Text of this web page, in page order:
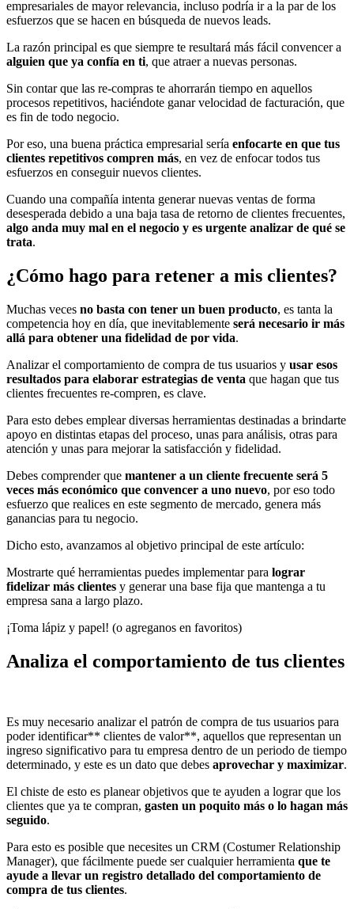
empresariales de mayor relevancia, incluso podría ir a la par de los
esfuerzos que se hacen en búsqueda de nuevos leads.
La razón principal es que siempre te resultará más fácil convencer a
alguien que ya confía en ti, que atraer a nuevas personas.
Sin contar que las re-compras te ahorrarán tiempo en aquellos
procesos repetitivos, haciéndote ganar velocidad de facturación, que
es fin de todo negocio.
Por eso, una buena práctica empresarial sería enfocarte en que tus
clientes repetitivos compren más, en vez de enfocar todos tus
esfuerzos en conseguir nuevos clientes.
Cuando una compañía intenta generar nuevas ventas de forma
desesperada debido a una baja tasa de retorno de clientes frecuentes,
algo anda muy mal en el negocio y es urgente analizar de qué se
trata.
¿Cómo hago para retener a mis clientes?
Muchas veces no basta con tener un buen producto, es tanta la
competencia hoy en día, que inevitablemente será necesario ir más
allá para obtener una fidelidad de por vida.
Analizar el comportamiento de compra de tus usuarios y usar esos
resultados para elaborar estrategias de venta que hagan que tus
clientes frecuentes re-compren, es clave.
Para esto debes emplear diversas herramientas destinadas a brindarte
apoyo en distintas etapas del proceso, unas para análisis, otras para
atención y unas para mejorar la satisfacción y fidelidad.
Debes comprender que mantener a un cliente frecuente será 5
veces más económico que convencer a uno nuevo, por eso todo
esfuerzo que realices en este segmento de mercado, genera más
ganancias para tu negocio.
Dicho esto, avanzamos al objetivo principal de este artículo:
Mostrarte qué herramientas puedes implementar para lograr
fidelizar más clientes y generar una base fija que mantenga a tu
empresa sana a largo plazo.
¡Toma lápiz y papel! (o agreganos en favoritos)
Analiza el comportamiento de tus clientes
Es muy necesario analizar el patrón de compra de tus usuarios para
poder identificar** clientes de valor**, aquellos que representan un
ingreso significativo para tu empresa dentro de un periodo de tiempo
determinado, y este es un dato que debes aprovechar y maximizar.
El chiste de esto es planear objetivos que te ayuden a lograr que los
clientes que ya te compran, gasten un poquito más o lo hagan más
seguido.
Para esto es posible que necesites un CRM (Costumer Relationship
Manager), que fácilmente puede ser cualquier herramienta que te
ayude a llevar un registro detallado del comportamiento de
compra de tus clientes.